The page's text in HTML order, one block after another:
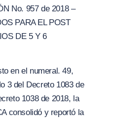
No. 957 de 2018 –
PARA EL POST
DE 5 Y 6
en el numeral. 49,
3 del Decreto 1083 de
1038 de 2018, la
consolidó y reportó la